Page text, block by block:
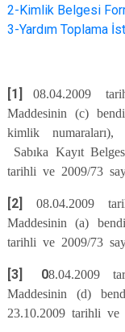
2-Kimlik Belgesi
3-Yardım Toplama
[1]08.04.2009
Maddesinin (c)
kimlik numaraları),
Sabıka Kayıt
tarihli ve 2009/73
[2]
08.04.2009
Maddesinin (a)
tarihli ve 2009/73
[3] 08.04.2009
Maddesinin (d)
23.10.2009 tarihli ve